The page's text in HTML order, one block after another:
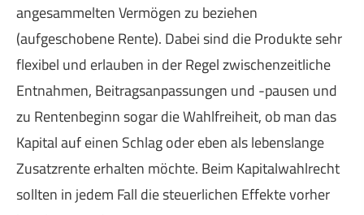
angesammelten Vermögen zu beziehen
(aufgeschobene Rente). Dabei sind die Produkte sehr
flexibel und erlauben in der Regel zwischenzeitliche
Entnahmen, Beitragsanpassungen und -pausen und
zu Rentenbeginn sogar die Wahlfreiheit, ob man das
Kapital auf einen Schlag oder eben als lebenslange
Zusatzrente erhalten möchte. Beim Kapitalwahlrecht
sollten in jedem Fall die steuerlichen Effekte vorher